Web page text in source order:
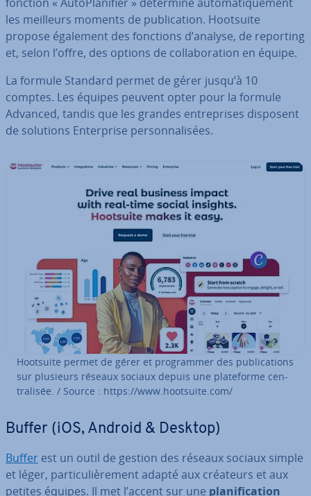
les meilleurs moments de pu­bli­ca­tion. Hootsuite
propose également des fonctions d’analyse, de reporting
et, selon l’offre, des options de col­la­bo­ra­tion en équipe.
La formule Standard permet de gérer jusqu’à 10
comptes. Les équipes peuvent opter pour la formule
Advanced, tandis que les grandes en­tre­prises disposent
de solutions En­ter­prise per­son­na­li­sées.
Hootsuite permet de gérer et pro­gram­mer des pu­bli­ca­tions
sur plusieurs réseaux sociaux depuis une pla­te­forme cen­
tra­li­sée. / Source : https://www.hootsuite.com/
Buffer (iOS, Android & Desktop)
Buffer est un outil de gestion des réseaux sociaux simple
et léger, par­ti­cu­liè­re­ment adapté aux créateurs et aux
petites équipes. Il met l’accent sur une pla­ni­fi­ca­tion